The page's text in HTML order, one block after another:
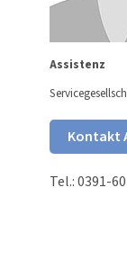
Assistenz
Kontakt
Tel.: 0391-